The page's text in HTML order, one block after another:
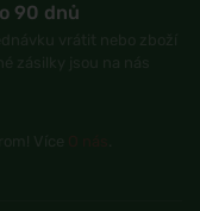
90 dnů